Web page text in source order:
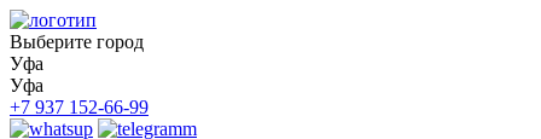
Выберите город
Уфа
Уфа
+7 937 152-66-99